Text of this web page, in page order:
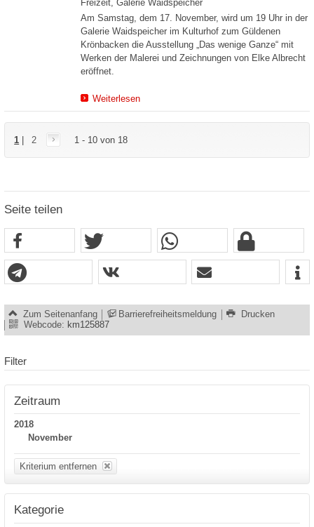
Freizeit, Galerie Waidspeicher
Am Samstag, dem 17. November, wird um 19 Uhr in der
Galerie Waidspeicher im Kulturhof zum Güldenen
Krönbacken die Ausstellung „Das wenige Ganze“ mit
Werken der Malerei und Zeichnungen von Elke Albrecht
eröffnet.
Weiterlesen
1 2 1 - 10 von 18
Seite teilen
Zum Seitenanfang Barrierefreiheitsmeldung
Drucken
Webcode: km125887
Filter
Zeitraum
2018
November
Kriterium entfernen
Kategorie